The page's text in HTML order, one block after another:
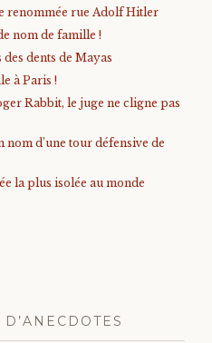
renommée rue Adolf Hitler
nom de famille !
dents de Mayas
à Paris !
Rabbit, le juge ne cligne pas
d’une tour défensive de
la plus isolée au monde